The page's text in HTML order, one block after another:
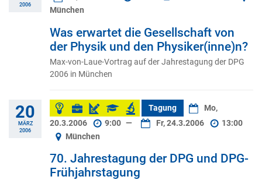
2006
München
Was erwartet die Gesellschaft von
der Physik und den Physiker(inne)n?
Max-von-Laue-Vortrag auf der Jahrestagung der DPG
2006 in München
20
MÄRZ
2006
Tagung
Mo,
20.3.2006
9:00 — Fr, 24.3.2006
13:00
München
70. Jahrestagung der DPG und DPG-
Frühjahrstagung